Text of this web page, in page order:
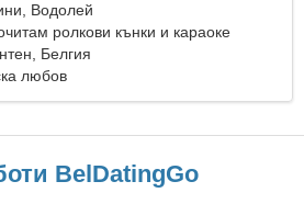
Водолей
ролкови кънки и караоке
Белгия
любов
BelDatingGo